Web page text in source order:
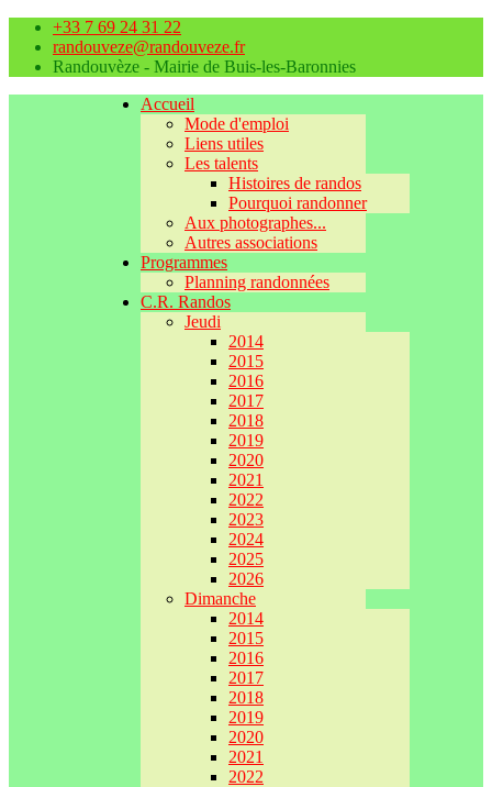
+33 7 69 24 31 22
randouveze@randouveze.fr
Randouvèze - Mairie de Buis-les-Baronnies
Accueil
Mode d'emploi
Liens utiles
Les talents
Histoires de randos
Pourquoi randonner
Aux photographes...
Autres associations
Programmes
Planning randonnées
C.R. Randos
Jeudi
2014
2015
2016
2017
2018
2019
2020
2021
2022
2023
2024
2025
2026
Dimanche
2014
2015
2016
2017
2018
2019
2020
2021
2022